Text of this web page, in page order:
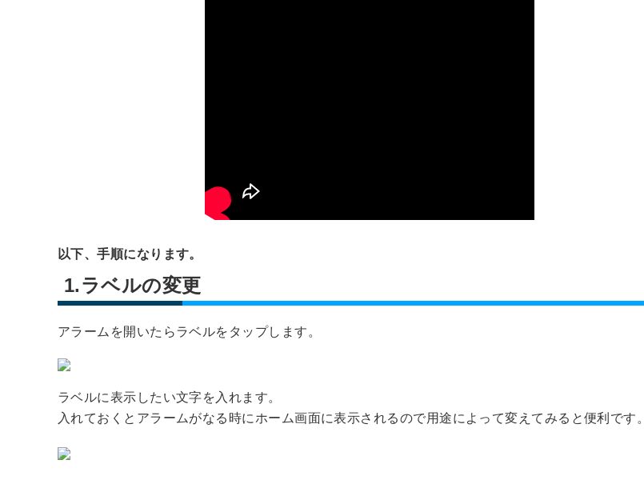
以下、手順になります。
1.ラベルの変更
アラームを開いたらラベルをタップします。
ラベルに表示したい文字を入れます。
入れておくとアラームがなる時にホーム画面に表示されるので用途によって変えてみると便利です。